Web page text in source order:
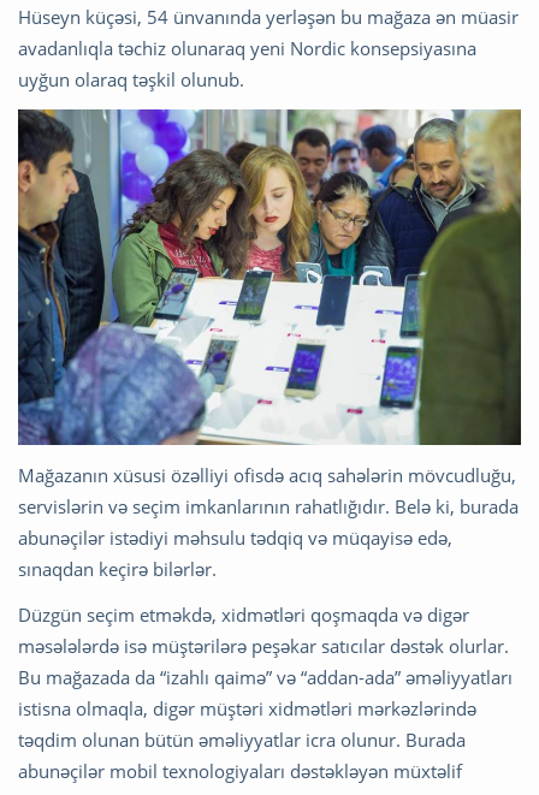
Hüseyn küçəsi, 54 ünvanında yerləşən bu mağaza ən müasir
avadanlıqla təchiz olunaraq yeni Nordic konsepsiyasına
uyğun olaraq təşkil olunub.
Mağazanın xüsusi özəlliyi ofisdə acıq sahələrin mövcudluğu,
servislərin və seçim imkanlarının rahatlığıdır. Belə ki, burada
abunəçilər istədiyi məhsulu tədqiq və müqayisə edə,
sınaqdan keçirə bilərlər.
Düzgün seçim etməkdə, xidmətləri qoşmaqda və digər
məsələlərdə isə müştərilərə peşəkar satıcılar dəstək olurlar.
Bu mağazada da “izahlı qaimə” və “addan-ada” əməliyyatları
istisna olmaqla, digər müştəri xidmətləri mərkəzlərində
təqdim olunan bütün əməliyyatlar icra olunur. Burada
abunəçilər mobil texnologiyaları dəstəkləyən müxtəlif